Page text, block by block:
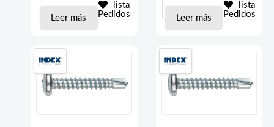
Leer más
lista
Pedidos
Leer más
lista
Pedidos